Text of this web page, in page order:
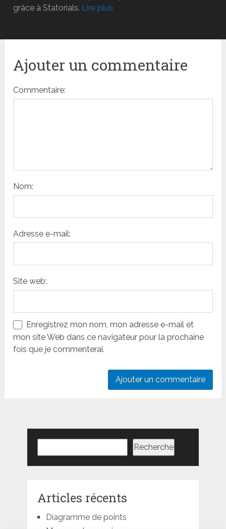
grâce à Statorials. Lire plus
Ajouter un commentaire
Commentaire:
Nom:
Adresse e-mail:
Site web:
Enregistrez mon nom, mon adresse e-mail et
mon site Web dans ce navigateur pour la prochaine
fois que je commenterai.
Recherche
Articles récents
Diagramme de points